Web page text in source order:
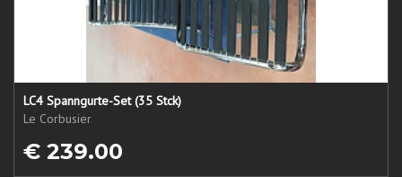
LC4 Spanngurte-Set (35 Stck)
Le Corbusier
€ 239.00